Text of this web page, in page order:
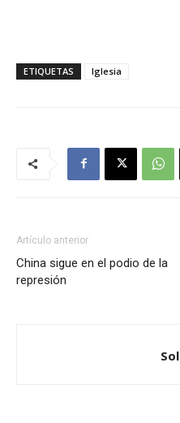
ETIQUETAS Iglesia
Artículo anterior
China sigue en el podio de la
represión